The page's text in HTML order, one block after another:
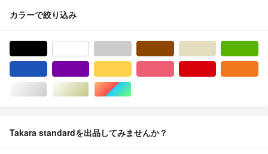
カラーで絞り込み
シルバー/銀色系ゴールド/金色系マルチカラー
Takara standardを出品してみませんか？